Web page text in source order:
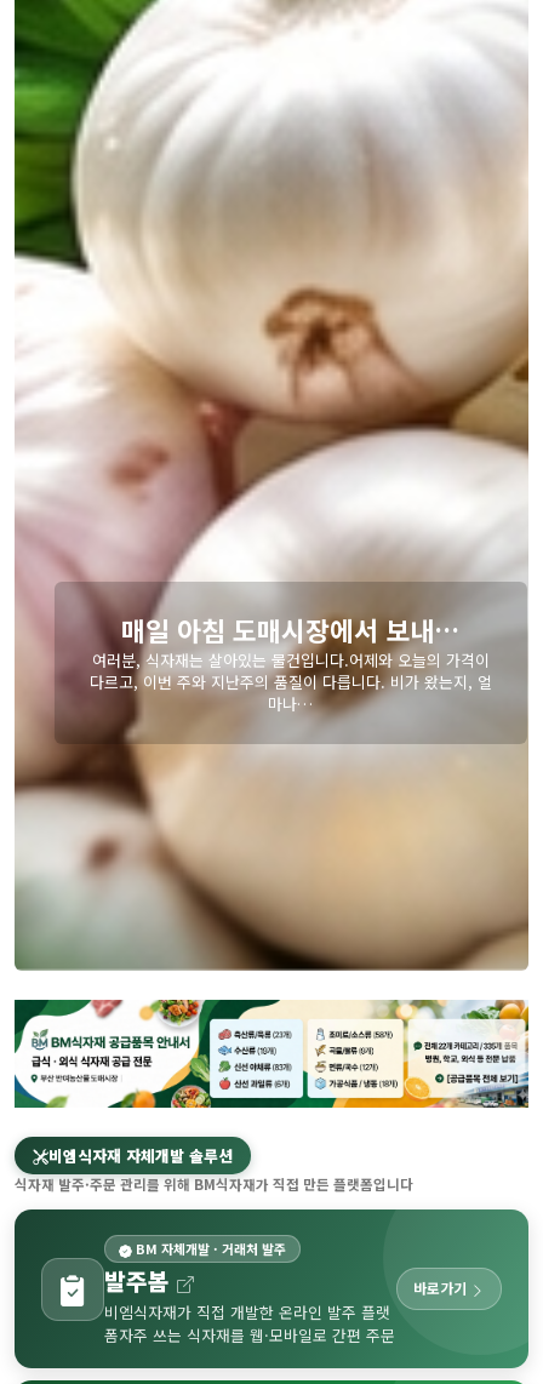
장에서 보내…
니다.어제와 오늘의 가격이
다릅니다. 비가 왔는지, 얼
오늘의 추천 레
비엠식자재 자체개발 솔루션
식자재 발주·주문 관리를 위해 BM식자재가 직접 만든 플랫폼입니다
BM 자체개발 · 거래처 발주
발주봄
비엠식자재가 직접 개발한 온라인 발주 플랫
폼자주 쓰는 식자재를 웹·모바일로 간편 주문
바로가기